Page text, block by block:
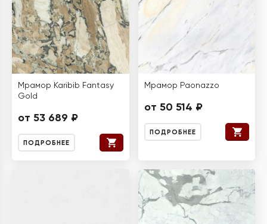
Мрамор Karibib Fantasy
Gold
от 53 689 ₽
ПОДРОБНЕЕ
Мрамор Paonazzo
от 50 514 ₽
ПОДРОБНЕЕ